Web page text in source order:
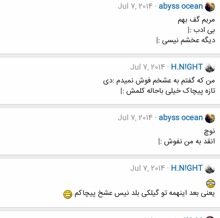
abyss ocean
Jul 7, 2014
مریم گف بهم
بی ادب :|
دیگه عخشم نیسی :|
H.N!GHT
Jul 7, 2014
من که گفتم به عشخم فوش نمیدم :دی
تازه پیچاک خیلی باحاله کلمش :|
abyss ocean
Jul 7, 2014
نوچ
انقد به من نفوش :|
H.N!GHT
Jul 7, 2014
یعنی بعد اینهمه تو گیلکی بلد نیس عشخ پیچاکم